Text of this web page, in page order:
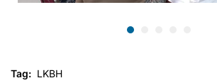
Tag: LKBH